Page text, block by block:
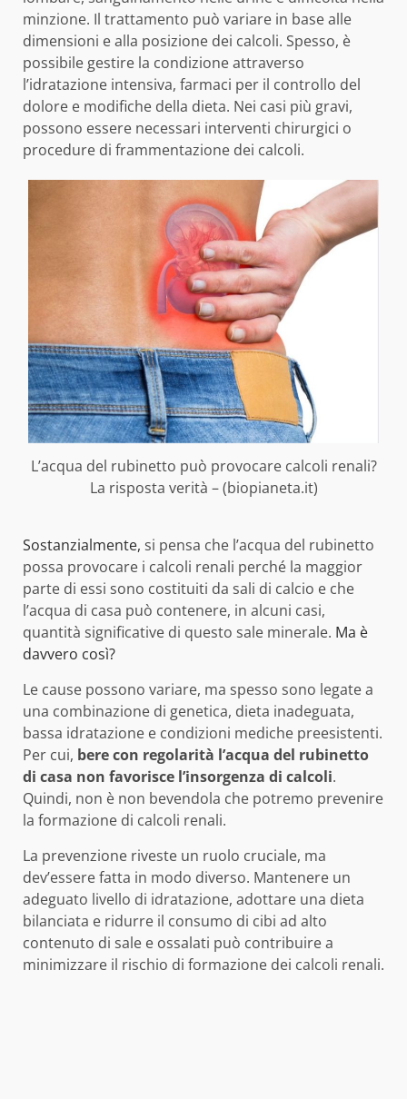
minzione. Il trattamento può variare in base alle
dimensioni e alla posizione dei calcoli. Spesso, è
possibile gestire la condizione attraverso
l’idratazione intensiva, farmaci per il controllo del
dolore e modifiche della dieta. Nei casi più gravi,
possono essere necessari interventi chirurgici o
procedure di frammentazione dei calcoli.
L’acqua del rubinetto può provocare calcoli renali?
La risposta verità – (biopianeta.it)
Sostanzialmente, si pensa che l’acqua del rubinetto
possa provocare i calcoli renali perché la maggior
parte di essi sono costituiti da sali di calcio e che
l’acqua di casa può contenere, in alcuni casi,
quantità significative di questo sale minerale. Ma è
davvero così?
Le cause possono variare, ma spesso sono legate a
una combinazione di genetica, dieta inadeguata,
bassa idratazione e condizioni mediche preesistenti.
Per cui, bere con regolarità l’acqua del rubinetto
di casa non favorisce l’insorgenza di calcoli.
Quindi, non è non bevendola che potremo prevenire
la formazione di calcoli renali.
La prevenzione riveste un ruolo cruciale, ma
dev’essere fatta in modo diverso. Mantenere un
adeguato livello di idratazione, adottare una dieta
bilanciata e ridurre il consumo di cibi ad alto
contenuto di sale e ossalati può contribuire a
minimizzare il rischio di formazione dei calcoli renali.